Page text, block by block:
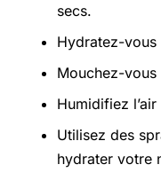
secs.
Hydratez-vous
Mouchez-vous
Humidifiez
Utilisez des
hydrater votre